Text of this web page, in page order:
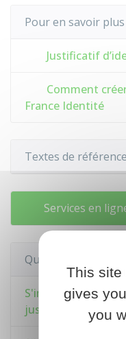
Pour en savoir plus
Justificatif
Comment
France Identité
Textes de référence
Services en
Questions ?
S'inscrire sur la
justificatif de
This site
gives
you